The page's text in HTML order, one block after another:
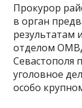
Прокурор
в орган
результатам
отделом
Севастополя
уголовное
особо